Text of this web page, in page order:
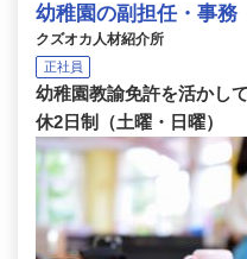
幼稚園の副担任・事務
クズオカ人材紹介所
正社員
幼稚園教諭免許を活かし
休2日制（土曜・日曜）